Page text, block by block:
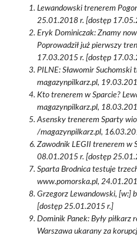
Lewandowski trenerem
25.01.2018 r. [dostęp
Eryk Dominiczak: Znamy
Poprowadził już pierwszy
17.03.2015 r. [dostęp
PILNE: Sławomir Suchomski
magazynpilkarz.pl,
Kto trenerem w Sparcie?
magazynpilkarz.pl,
Asensky trenerem Sparty
/magazynpilkarz.pl,
Zawodnik LEGII trenerem w
08.01.2015 r. [dostęp
Sparta Brodnica testuje
www.pomorska.pl,
Grzegorz Lewandowski, [w:]
[dostęp 25.01.2015 r.]
Dominik Panek: Były piłkarz
Warszawa ukarany za